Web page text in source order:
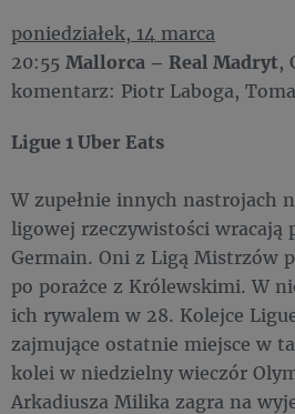
poniedziałek, 14 marca
20:55 Mallorca – Real Madryt,
komentarz: Piotr Laboga,
Ligue 1 Uber Eats
W zupełnie innych nastrojach
ligowej rzeczywistości wracają
Germain. Oni z Ligą Mistrzów
po porażce z Królewskimi. W
ich rywalem w 28. Kolejce
zajmujące ostatnie miejsce w
kolei w niedzielny wieczór
Arkadiusza Milika zagra na